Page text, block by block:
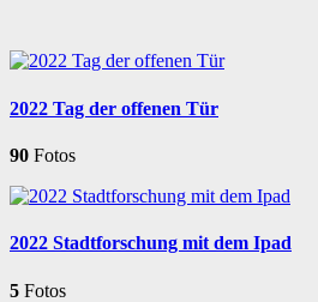
2022 Tag der offenen Tür
90 Fotos
2022 Stadtforschung mit dem Ipad
5 Fotos